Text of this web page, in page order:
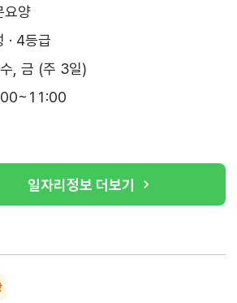
요양
· 4등급
, 금 (주 3일)
일자리정보 더보기